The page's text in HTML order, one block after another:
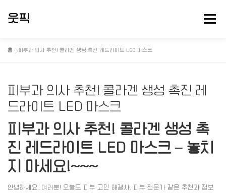
웃픽 메뉴
정보게시
홈 »피부과 의사 추천! 콜라겐 생성 촉진 레드라이트 LED 마스크
피부과 의사 추천! 콜라겐 생성 촉진 레
드라이트 LED 마스크
피부과 의사 추천! 콜라겐 생성 촉
진 레드라이트 LED 마스크 – 놓치
지 마세요!~~~
안녕하세요, 여러분! 오늘도 피부 고민 해결사, 피부 전문가 같은 추천과 정보